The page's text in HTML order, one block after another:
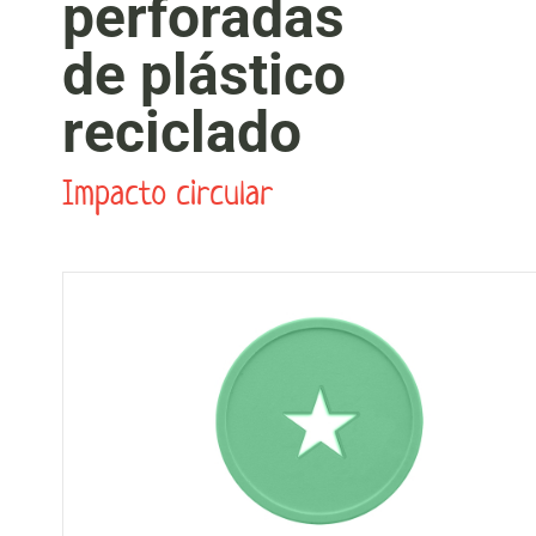
perforadas
de plástico
reciclado
Impacto circular